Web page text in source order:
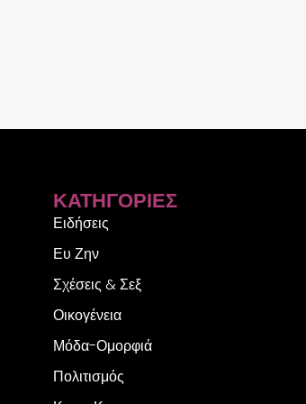
ΚΑΤΗΓΟΡΊΕΣ
Ειδήσεις
Ευ Ζην
Σχέσεις & Σεξ
Οικογένεια
Μόδα-Ομορφιά
Πολιτισμός